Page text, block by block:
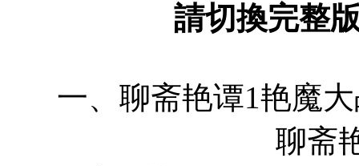
請切換完整
一、聊斋艳
聊斋